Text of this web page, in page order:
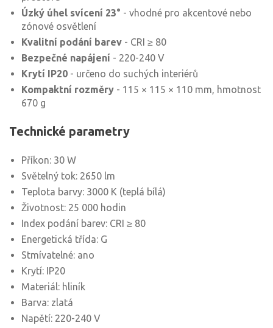
Úzký úhel svícení 23° - vhodné pro akcentové nebo
zónové osvětlení
Kvalitní podání barev - CRI ≥ 80
Bezpečné napájení - 220-240 V
Krytí IP20 - určeno do suchých interiérů
Kompaktní rozměry - 115 × 115 × 110 mm, hmotnost
670 g
Technické parametry
Příkon: 30 W
Světelný tok: 2650 lm
Teplota barvy: 3000 K (teplá bílá)
Životnost: 25 000 hodin
Index podání barev: CRI ≥ 80
Energetická třída: G
Stmívatelné: ano
Krytí: IP20
Materiál: hliník
Barva: zlatá
Napětí: 220-240 V